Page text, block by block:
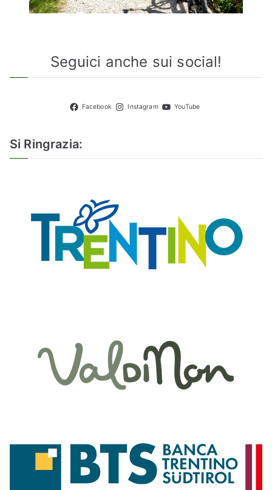
Seguici anche sui social!
Facebook Instagram YouTube
Si Ringrazia: